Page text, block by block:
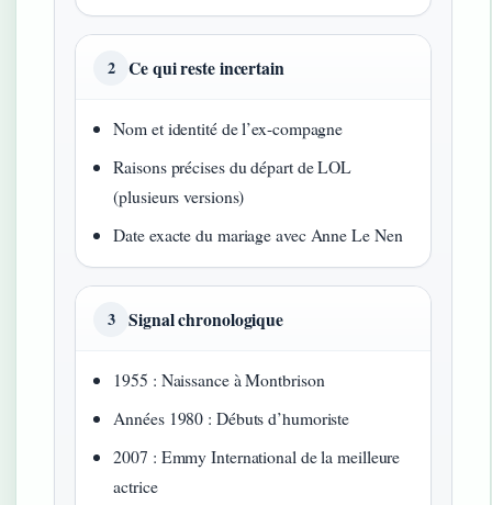
2 Ce qui reste incertain
Nom et identité de l’ex-compagne
Raisons précises du départ de LOL
(plusieurs versions)
Date exacte du mariage avec Anne Le Nen
3 Signal chronologique
1955 : Naissance à Montbrison
Années 1980 : Débuts d’humoriste
2007 : Emmy International de la meilleure
actrice